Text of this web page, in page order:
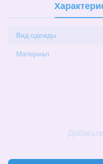
Вид одежды
Материал